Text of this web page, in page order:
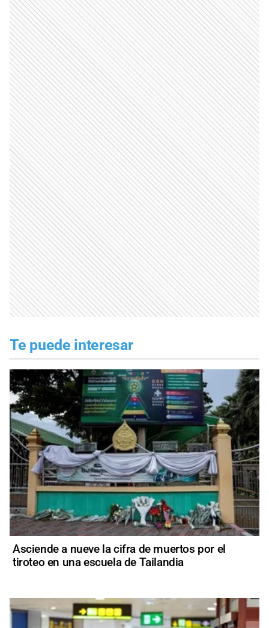
Te puede interesar
Asciende a nueve la cifra de muertos por el
tiroteo en una escuela de Tailandia